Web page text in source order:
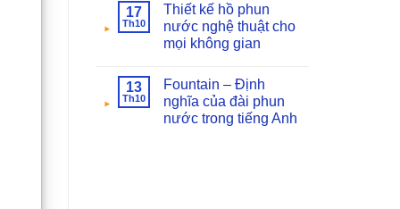
17
Th10
Thiết kế hồ phun
nước nghệ thuật cho
mọi không gian
13
Th10
Fountain – Định
nghĩa của đài phun
nước trong tiếng Anh